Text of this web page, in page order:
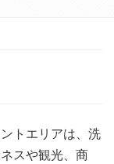
トエリアは、洗
スや観光、商